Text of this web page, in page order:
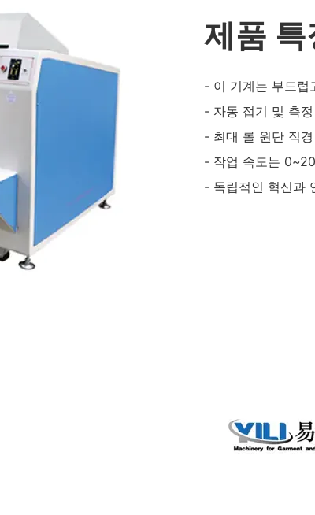
제품 특
- 이 기계는 부드럽
- 자동 접기 및 측
- 최대 롤 원단 직
- 작업 속도는
- 독립적인 혁신과